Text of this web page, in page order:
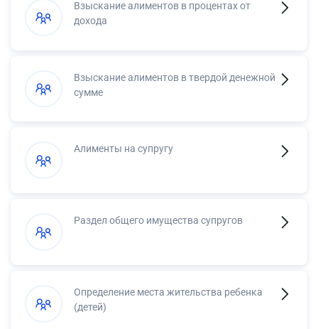
Взыскание алиментов в процентах от
дохода
Взыскание алиментов в твердой денежной
сумме
Алименты на супругу
Раздел общего имущества супругов
Определение места жительства ребенка
(детей)